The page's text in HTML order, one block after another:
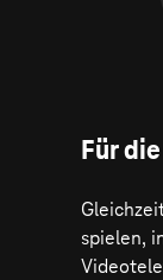
Für
spielen,